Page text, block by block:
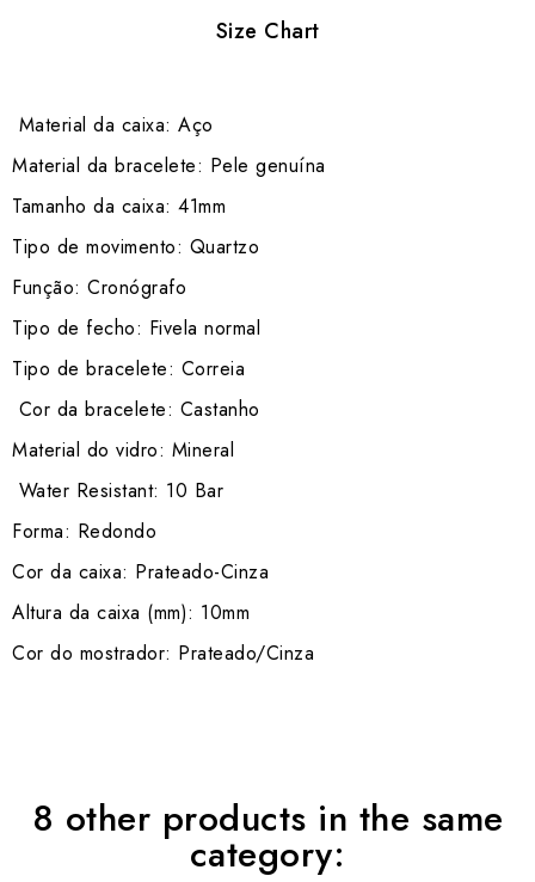
Size Chart
Material da caixa: Aço
Material da bracelete: Pele genuína
Tamanho da caixa: 41mm
Tipo de movimento: Quartzo
Função: Cronógrafo
Tipo de fecho: Fivela normal
Tipo de bracelete: Correia
Cor da bracelete: Castanho
Material do vidro: Mineral
Water Resistant: 10 Bar
Forma: Redondo
Cor da caixa: Prateado-Cinza
Altura da caixa (mm): 10mm
Cor do mostrador: Prateado/Cinza
8 other products in the same
category: